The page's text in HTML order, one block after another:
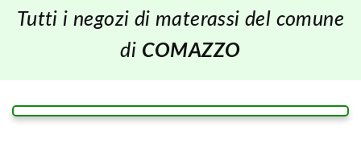
Tutti i negozi di materassi del comune
di COMAZZO